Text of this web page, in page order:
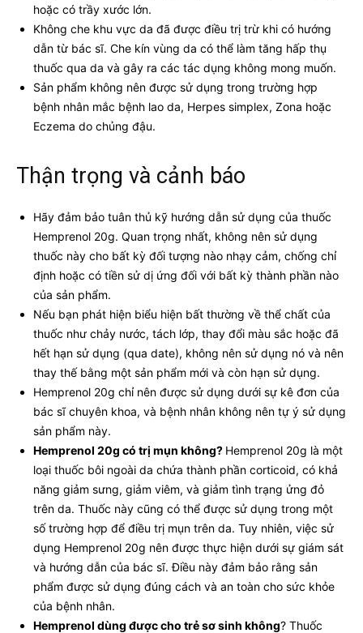
hoặc có trầy xước lớn.
Không che khu vực da đã được điều trị trừ khi có hướng
dẫn từ bác sĩ. Che kín vùng da có thể làm tăng hấp thụ
thuốc qua da và gây ra các tác dụng không mong muốn.
Sản phẩm không nên được sử dụng trong trường hợp
bệnh nhân mắc bệnh lao da, Herpes simplex, Zona hoặc
Eczema do chủng đậu.
Thận trọng và cảnh báo
Hãy đảm bảo tuân thủ kỹ hướng dẫn sử dụng của thuốc
Hemprenol 20g. Quan trọng nhất, không nên sử dụng
thuốc này cho bất kỳ đối tượng nào nhạy cảm, chống chỉ
định hoặc có tiền sử dị ứng đối với bất kỳ thành phần nào
của sản phẩm.
Nếu bạn phát hiện biểu hiện bất thường về thể chất của
thuốc như chảy nước, tách lớp, thay đổi màu sắc hoặc đã
hết hạn sử dụng (qua date), không nên sử dụng nó và nên
thay thế bằng một sản phẩm mới và còn hạn sử dụng.
Hemprenol 20g chỉ nên được sử dụng dưới sự kê đơn của
bác sĩ chuyên khoa, và bệnh nhân không nên tự ý sử dụng
sản phẩm này.
Hemprenol 20g có trị mụn không? Hemprenol 20g là một
loại thuốc bôi ngoài da chứa thành phần corticoid, có khả
năng giảm sưng, giảm viêm, và giảm tình trạng ửng đỏ
trên da. Thuốc này cũng có thể được sử dụng trong một
số trường hợp để điều trị mụn trên da. Tuy nhiên, việc sử
dụng Hemprenol 20g nên được thực hiện dưới sự giám sát
và hướng dẫn của bác sĩ. Điều này đảm bảo rằng sản
phẩm được sử dụng đúng cách và an toàn cho sức khỏe
của bệnh nhân.
Hemprenol dùng được cho trẻ sơ sinh không? Thuốc